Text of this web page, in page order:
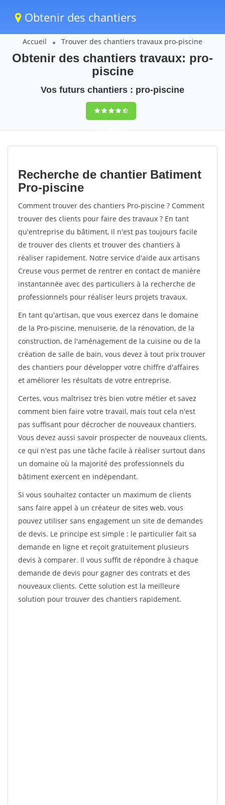
Obtenir des chantiers
Accueil Trouver des chantiers travaux pro-piscine
Obtenir des chantiers travaux: pro-
piscine
Vos futurs chantiers : pro-piscine
9,5(100%)60
votes
Recherche de chantier Batiment
Pro-piscine
Comment trouver des chantiers Pro-piscine ? Comment
trouver des clients pour faire des travaux ? En tant
qu'entreprise du bâtiment, il n'est pas toujours facile
de trouver des clients et trouver des chantiers à
réaliser rapidement. Notre service d'aide aux artisans
Creuse vous permet de rentrer en contact de manière
instantannée avec des particuliers à la recherche de
professionnels pour réaliser leurs projets travaux.
En tant qu'artisan, que vous exercez dans le domaine
de la Pro-piscine, menuiserie, de la rénovation, de la
construction, de l'aménagement de la cuisine ou de la
création de salle de bain, vous devez à tout prix trouver
des chantiers pour développer votre chiffre d'affaires
et améliorer les résultats de votre entreprise.
Certes, vous maîtrisez très bien votre métier et savez
comment bien faire votre travail, mais tout cela n'est
pas suffisant pour décrocher de nouveaux chantiers.
Vous devez aussi savoir prospecter de nouveaux clients,
ce qui n'est pas une tâche facile à réaliser surtout dans
un domaine où la majorité des professionnels du
bâtiment exercent en indépendant.
Si vous souhaitez contacter un maximum de clients
sans faire appel à un créateur de sites web, vous
pouvez utiliser sans engagement un site de demandes
de devis. Le principe est simple : le particulier fait sa
demande en ligne et reçoit gratuitement plusieurs
devis à comparer. Il vous suffit de répondre à chaque
demande de devis pour gagner des contrats et des
nouveaux clients. Cette solution est la meilleure
solution pour trouver des chantiers rapidement.